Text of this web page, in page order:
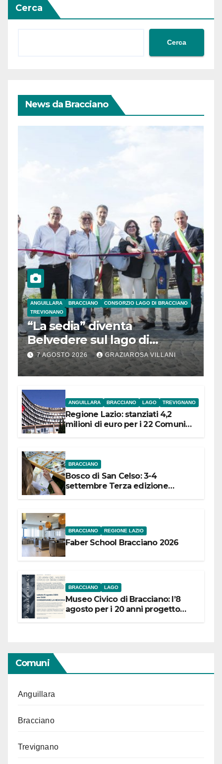
Cerca
Cerca
News da Bracciano
ANGUILLARA BRACCIANO
CONSORZIO LAGO DI BRACCIANO
TREVIGNANO
“La sedia” diventa
Belvedere sul lago di
Bracciano: ieri
l’inaugurazione
7 AGOSTO 2026 GRAZIAROSA VILLANI
ANGUILLARA BRACCIANO LAGO TREVIGNANO
Regione Lazio: stanziati 4,2
milioni di euro per i 22 Comuni
BRACCIANO
Bosco di San Celso: 3-4
settembre Terza edizione
BRACCIANO REGIONE LAZIO
Faber School Bracciano 2026
BRACCIANO LAGO
Museo Civico di Bracciano: l’8
agosto per i 20 anni progetto
Comuni
Anguillara
Bracciano
Trevignano